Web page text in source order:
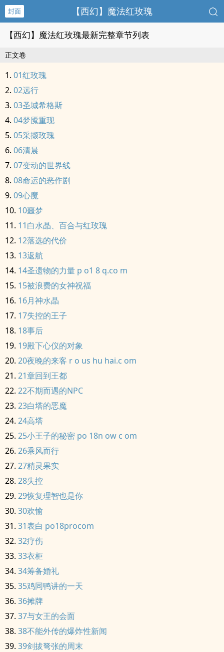
封面 【西幻】魔法红玫瑰
【西幻】魔法红玫瑰最新完整章节列表
正文卷
01红玫瑰
02远行
03圣城希格斯
04梦魇重现
05采撷玫瑰
06清晨
07变动的世界线
08命运的恶作剧
09心魔
10噩梦
11白水晶、百合与红玫瑰
12落选的代价
13返航
14圣遗物的力量 p o1 8 q.co m
15被浪费的女神祝福
16月神水晶
17失控的王子
18事后
19殿下心仪的对象
20夜晚的来客 r o us hu hai.c om
21章回到王都
22不期而遇的NPC
23白塔的恶魔
24高塔
25小王子的秘密 po 18n ow c om
26乘风而行
27精灵果实
28失控
29恢复理智也是你
30欢愉
31表白 po18procom
32疗伤
33衣柜
34筹备婚礼
35鸡同鸭讲的一天
36摊牌
37与女王的会面
38不能外传的爆炸性新闻
39剑拔弩张的周末